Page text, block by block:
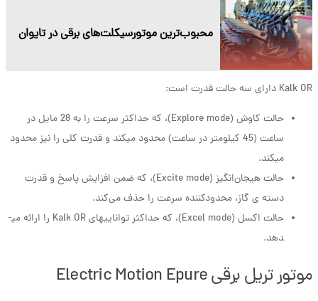
محبوب‌ترین موتورسیکلت‌های برقی در تایوان
Kalk OR دارای سه حالت قدرت است:
حالت کاوش (Explore mode)، که حداکثر سرعت را به 28 مایل در
ساعت (45 کیلومتر در ساعت) محدود می­کند و قدرت کلی را نیز محدود
می­کند.
حالت هیجان‌انگیز (Excite mode)، که ضمن افزایش پاسخ و قدرت
دسته ی گاز، محدودکننده سرعت را حذف می‌کند.
حالت اکسل (Excel mode)، که حداکثر توانایی­های Kalk OR را ارائه می­
دهد.
موتور تریل برقی Electric Motion Epure